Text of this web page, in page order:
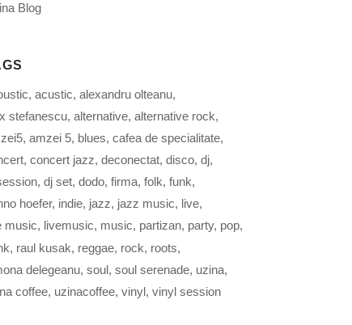
Blog
acustic alexandru olteanu
stefanescu alternative alternative rock
amzei 5 blues cafea de specialitate
concert jazz deconectat disco dj
dj set dodo firma folk funk
hoefer indie jazz jazz music live
music
livemusic music partizan party pop
raul kusak reggae rock roots
delegeanu soul soul serenade uzina
coffee uzinacoffee vinyl vinyl session